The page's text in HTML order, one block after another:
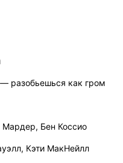
разобьешься как гром
Мардер, Бен Коссио
, Кэти МакНейлл